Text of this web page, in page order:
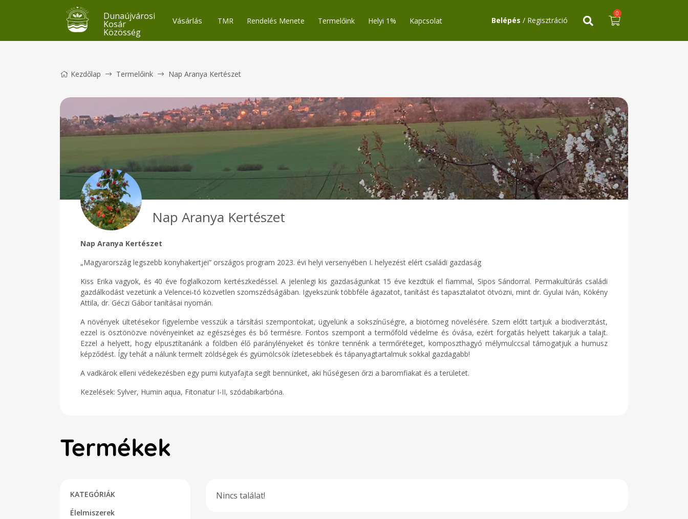
Dunaújvárosi
Kosár
Közösség
Vásárlás TMR Rendelés Menete Termelőink Helyi 1% Kapcsolat Belépés / Regisztráció
0
Kezdőlap Termelőink Nap Aranya Kertészet
Nap Aranya Kertészet
Nap Aranya Kertészet
„Magyarország legszebb konyhakertjei” országos program 2023. évi helyi versenyében I. helyezést elért családi gazdaság
Kiss Erika vagyok, és 40 éve foglalkozom kertészkedéssel. A jelenlegi kis gazdaságunkat 15 éve kezdtük el fiammal, Sipos Sándorral. Permakultúrás családi
gazdálkodást vezetünk a Velencei-tó közvetlen szomszédságában. Igyekszünk többféle ágazatot, tanítást és tapasztalatot ötvözni, mint dr. Gyulai Iván, Kökény
Attila, dr. Géczi Gábor tanításai nyomán.
A növények ültetésekor figyelembe vesszük a társítási szempontokat, ügyelünk a sokszínűségre, a biotömeg növelésére. Szem előtt tartjuk a biodiverzitást,
ezzel is ösztönözve növényeinket az egészséges és bő termésre. Fontos szempont a termőföld védelme és óvása, ezért forgatás helyett takarjuk a talajt.
Ezzel a helyett, hogy elpusztítanánk a földben élő paránylényeket és tönkre tennénk a termőréteget, komposzthagyó mélymulccsal támogatjuk a humusz
képződést. Így tehát a nálunk termelt zöldségek és gyümölcsök ízletesebbek és tápanyagtartalmuk sokkal gazdagabb!
A vadkárok elleni védekezésben egy pumi kutyafajta segít bennünket, aki hűségesen őrzi a baromfiakat és a területet.
Kezelések: Sylver, Humin aqua, Fitonatur I-II, szódabikarbóna.
Termékek
KATEGÓRIÁK
Élelmiszerek
Nincs találat!